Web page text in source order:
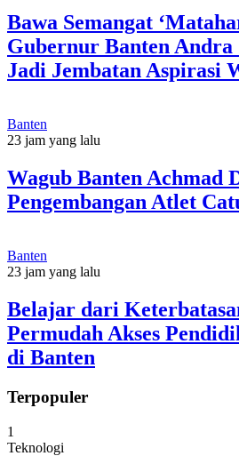
Bawa Semangat
Gubernur Banten
Jadi Jembatan Aspirasi
Banten
23 jam yang lalu
Wagub Banten Achmad
Pengembangan Atlet
Banten
23 jam yang lalu
Belajar dari
Permudah Akses
di Banten
Terpopuler
1
Teknologi